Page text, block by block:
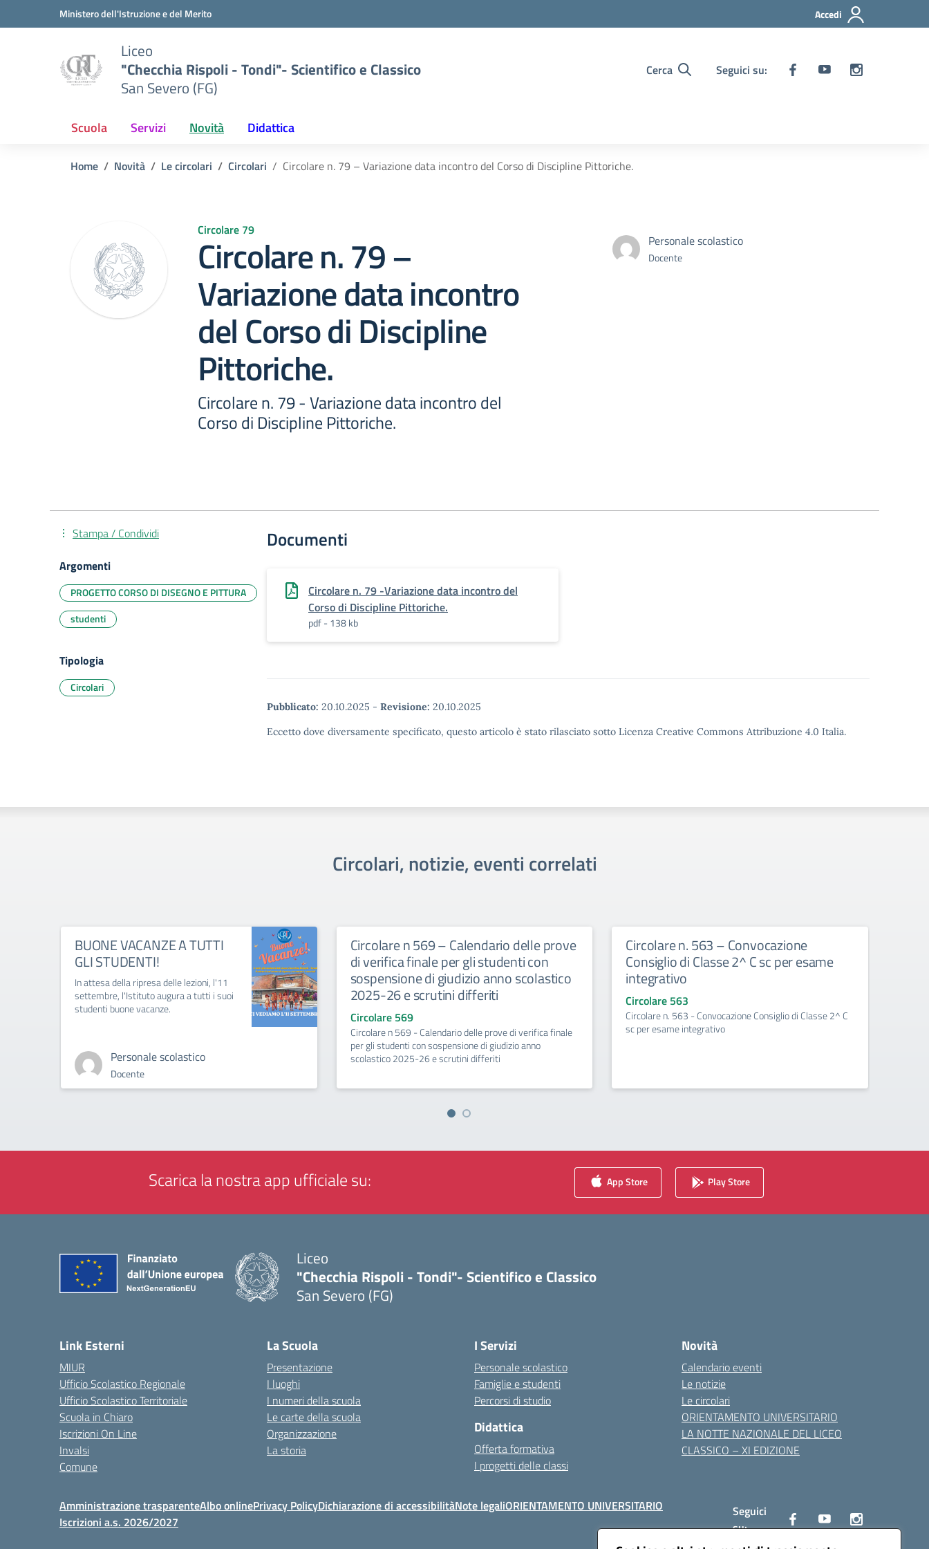
Vai ai contenuti
Vai al menu di navigazioneMinistero dell'Istruzione e del Merito Accedi
Liceo
"Checchia Rispoli - Tondi"- Scientifico e Classico
San Severo (FG)
Cerca Seguici su:
Scuola Servizi Novità Didattica
Home Novità Le circolari Circolari Circolare n. 79 – Variazione data incontro del Corso di Discipline Pittoriche.
Circolare 79
Circolare n. 79 –
Variazione data incontro
del Corso di Discipline
Pittoriche.
Circolare n. 79 - Variazione data incontro del
Corso di Discipline Pittoriche.
Personale scolastico
Docente
Documenti
Circolare n. 79 -Variazione data incontro del
Corso di Discipline Pittoriche.
pdf - 138 kb
Pubblicato: 20.10.2025 - Revisione: 20.10.2025
Eccetto dove diversamente specificato, questo articolo è stato rilasciato sotto Licenza Creative Commons Attribuzione 4.0 Italia.
Stampa / Condividi
Argomenti
PROGETTO CORSO DI DISEGNO E PITTURA
studenti
Tipologia
Circolari
Circolari, notizie, eventi correlati
BUONE VACANZE A TUTTI
GLI STUDENTI!
In attesa della ripresa delle lezioni, l'11
settembre, l'Istituto augura a tutti i suoi
studenti buone vacanze.
Personale scolastico
Docente
Circolare n 569 – Calendario delle prove
di verifica finale per gli studenti con
sospensione di giudizio anno scolastico
2025-26 e scrutini differiti
Circolare 569
Circolare n 569 - Calendario delle prove di verifica finale
per gli studenti con sospensione di giudizio anno
scolastico 2025-26 e scrutini differiti
Circolare n. 563 – Convocazione
Consiglio di Classe 2^ C sc per esame
integrativo
Circolare 563
Circolare n. 563 - Convocazione Consiglio di Classe 2^ C
sc per esame integrativo
Scarica la nostra app ufficiale su: App Store Play Store
Liceo
"Checchia Rispoli - Tondi"- Scientifico e Classico
San Severo (FG)
Link Esterni
MIUR
Ufficio Scolastico Regionale
Ufficio Scolastico Territoriale
Scuola in Chiaro
Iscrizioni On Line
Invalsi
Comune
La Scuola
Presentazione
I luoghi
I numeri della scuola
Le carte della scuola
Organizzazione
La storia
I Servizi
Personale scolastico
Famiglie e studenti
Percorsi di studio
Didattica
Offerta formativa
I progetti delle classi
Novità
Calendario eventi
Le notizie
Le circolari
ORIENTAMENTO UNIVERSITARIO
LA NOTTE NAZIONALE DEL LICEO
CLASSICO – XI EDIZIONE
Amministrazione trasparenteAlbo onlinePrivacy PolicyDichiarazione di accessibilitàNote legaliORIENTAMENTO UNIVERSITARIO
Iscrizioni a.s. 2026/2027
Seguici
su: